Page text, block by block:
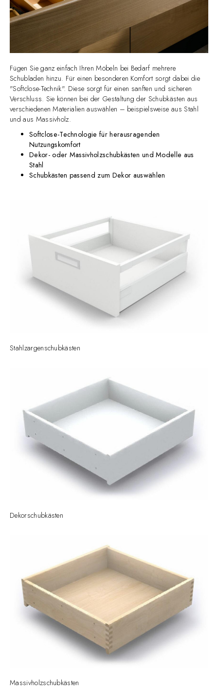
Fügen Sie ganz einfach Ihren Möbeln bei Bedarf mehrere
Schubladen hinzu. Für einen besonderen Komfort sorgt dabei die
"Softclose-Technik". Diese sorgt für einen sanften und sicheren
Verschluss. Sie können bei der Gestaltung der Schubkästen aus
verschiedenen Materialien auswählen – beispielsweise aus Stahl
und aus Massivholz.
Softclose-Technologie für herausragenden
Nutzungskomfort
Dekor- oder Massivholzschubkästen und Modelle aus
Stahl
Schubkästen passend zum Dekor auswählen
Stahlzargenschubkästen
Dekorschubkästen
Massivholzschubkästen